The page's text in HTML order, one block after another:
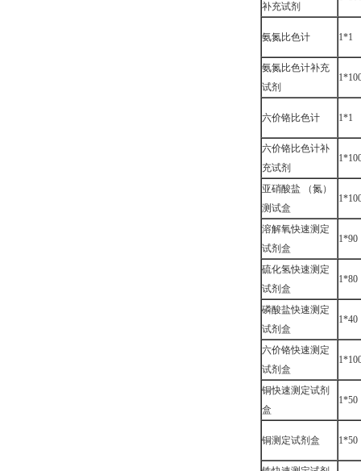
补充试剂
氨氮比色计 1*1
氨氮比色计补充
试剂
六价铬比色计 1*1
六价铬比色计补
充试剂
亚硝酸盐 （氮）
测试盒
溶解氧快速测定
试剂盒
1*90
硫化氢快速测定
试剂盒
1*80
磷酸盐快速测定
试剂盒
1*40
六价铬快速测定
试剂盒
铜快速测定试剂
盒
1*50
铜测定试剂盒 1*50